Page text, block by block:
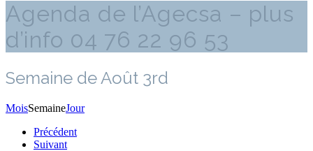
Agenda de l’Agecsa – plus
d’info 04 76 22 96 53
Semaine de Août 3rd
MoisSemaineJour
Précédent
Suivant